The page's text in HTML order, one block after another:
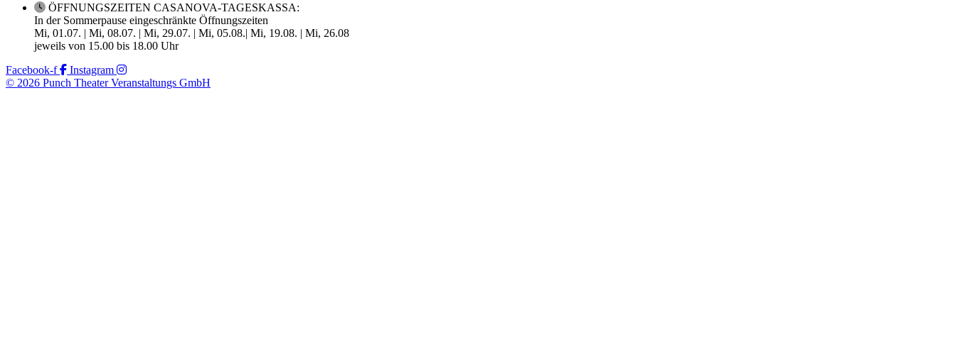
ÖFFNUNGSZEITEN CASANOVA-TAGESKASSA:
In der Sommerpause eingeschränkte Öffnungszeiten
Mi, 01.07. | Mi, 08.07. | Mi, 29.07. | Mi, 05.08.| Mi, 19.08. | Mi, 26.08
jeweils von 15.00 bis 18.00 Uhr
Facebook-f
Instagram
© 2026 Punch Theater Veranstaltungs GmbH